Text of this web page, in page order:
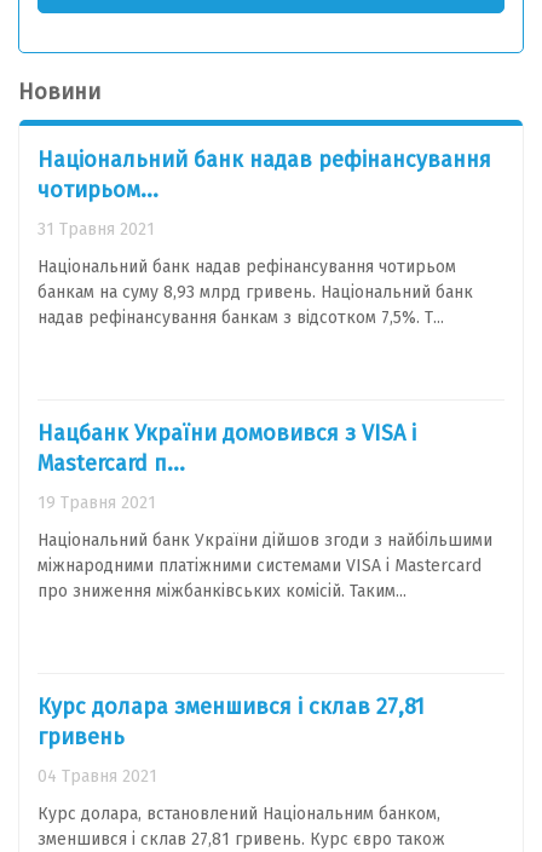
Новини
Національний банк надав рефінансування
чотирьом...
31 Травня 2021
Національний банк надав рефінансування чотирьом
банкам на суму 8,93 млрд гривень. Національний банк
надав рефінансування банкам з відсотком 7,5%. Т...
Нацбанк України домовився з VISA і
Mastercard п...
19 Травня 2021
Національний банк України дійшов згоди з найбільшими
міжнародними платіжними системами VISA і Mastercard
про зниження міжбанківських комісій. Таким...
Курс долара зменшився і склав 27,81
гривень
04 Травня 2021
Курс долара, встановлений Національним банком,
зменшився і склав 27,81 гривень. Курс євро також